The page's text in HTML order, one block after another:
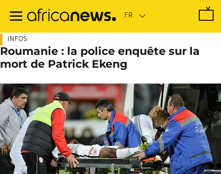
contenu
INFOS
Roumanie : la police enquête sur la
mort de Patrick Ekeng